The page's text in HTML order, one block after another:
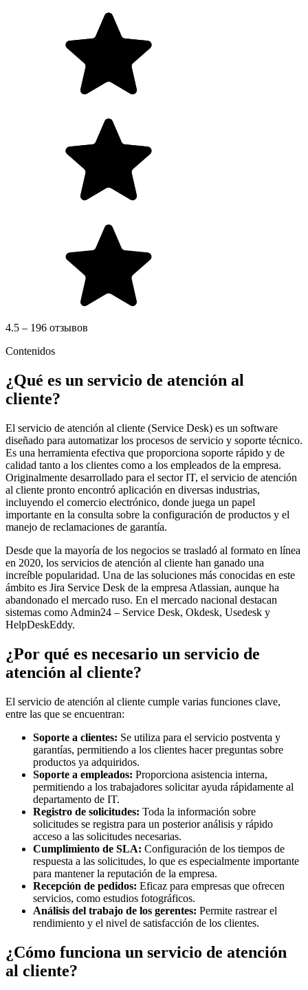
4.5 – 196 отзывов
Contenidos
¿Qué es un servicio de atención al
cliente?
El servicio de atención al cliente (Service Desk) es un software
diseñado para automatizar los procesos de servicio y soporte técnico.
Es una herramienta efectiva que proporciona soporte rápido y de
calidad tanto a los clientes como a los empleados de la empresa.
Originalmente desarrollado para el sector IT, el servicio de atención
al cliente pronto encontró aplicación en diversas industrias,
incluyendo el comercio electrónico, donde juega un papel
importante en la consulta sobre la configuración de productos y el
manejo de reclamaciones de garantía.
Desde que la mayoría de los negocios se trasladó al formato en línea
en 2020, los servicios de atención al cliente han ganado una
increíble popularidad. Una de las soluciones más conocidas en este
ámbito es Jira Service Desk de la empresa Atlassian, aunque ha
abandonado el mercado ruso. En el mercado nacional destacan
sistemas como Admin24 – Service Desk, Okdesk, Usedesk y
HelpDeskEddy.
¿Por qué es necesario un servicio de
atención al cliente?
El servicio de atención al cliente cumple varias funciones clave,
entre las que se encuentran:
Soporte a clientes: Se utiliza para el servicio postventa y
garantías, permitiendo a los clientes hacer preguntas sobre
productos ya adquiridos.
Soporte a empleados: Proporciona asistencia interna,
permitiendo a los trabajadores solicitar ayuda rápidamente al
departamento de IT.
Registro de solicitudes: Toda la información sobre
solicitudes se registra para un posterior análisis y rápido
acceso a las solicitudes necesarias.
Cumplimiento de SLA: Configuración de los tiempos de
respuesta a las solicitudes, lo que es especialmente importante
para mantener la reputación de la empresa.
Recepción de pedidos: Eficaz para empresas que ofrecen
servicios, como estudios fotográficos.
Análisis del trabajo de los gerentes: Permite rastrear el
rendimiento y el nivel de satisfacción de los clientes.
¿Cómo funciona un servicio de atención
al cliente?